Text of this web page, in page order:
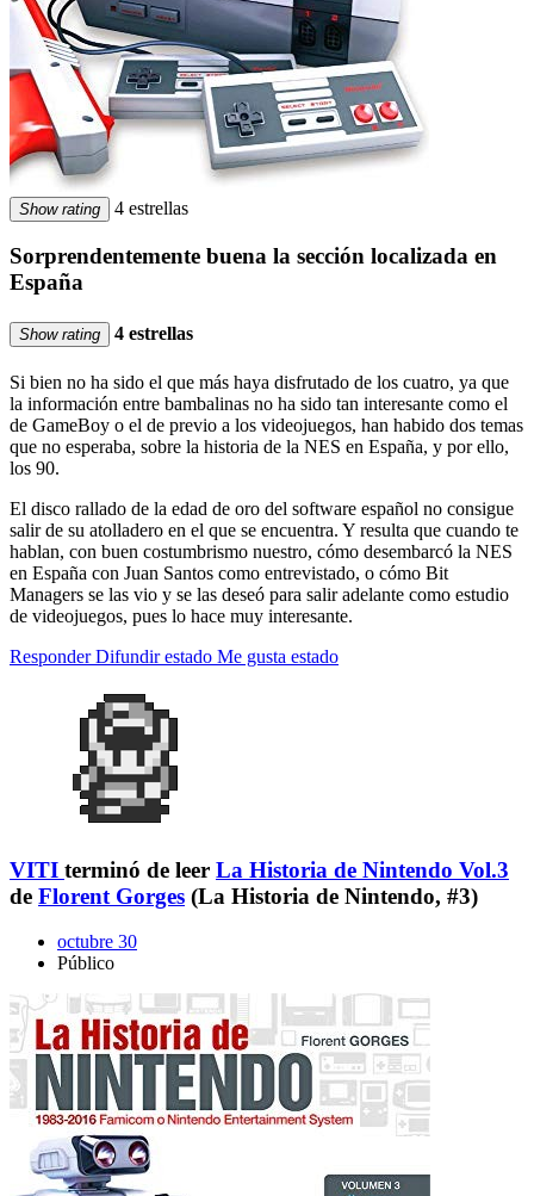
Show rating 4 estrellas
Sorprendentemente buena la sección localizada en
España
Show rating 4 estrellas
Si bien no ha sido el que más haya disfrutado de los cuatro, ya que
la información entre bambalinas no ha sido tan interesante como el
de GameBoy o el de previo a los videojuegos, han habido dos temas
que no esperaba, sobre la historia de la NES en España, y por ello,
los 90.
El disco rallado de la edad de oro del software español no consigue
salir de su atolladero en el que se encuentra. Y resulta que cuando te
hablan, con buen costumbrismo nuestro, cómo desembarcó la NES
en España con Juan Santos como entrevistado, o cómo Bit
Managers se las vio y se las deseó para salir adelante como estudio
de videojuegos, pues lo hace muy interesante.
Responder Difundir estado Me gusta estado
VITI terminó de leer La Historia de Nintendo Vol.3
de Florent Gorges (La Historia de Nintendo, #3)
octubre 30
Público